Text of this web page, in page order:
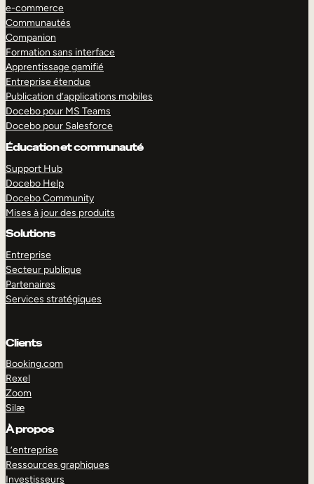
e-commerce
Communautés
Companion
Formation sans interface
Apprentissage gamifié
Entreprise étendue
Publication d’applications mobiles
Docebo pour MS Teams
Docebo pour Salesforce
Éducation et communauté
Support Hub
Docebo Help
Docebo Community
Mises à jour des produits
Solutions
Entreprise
Secteur publique
Partenaires
Services stratégiques
Clients
Booking.com
Rexel
Zoom
Silæ
À propos
L’entreprise
Ressources graphiques
Investisseurs